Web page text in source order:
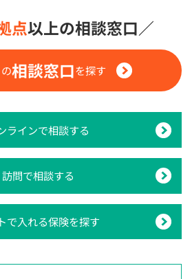
点以上の相談窓口／
相談窓口を探す
ラインで相談する
訪問で相談する
で入れる保険を探す